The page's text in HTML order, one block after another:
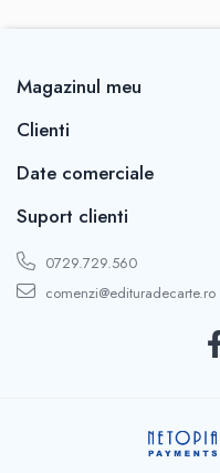
Magazinul meu
Clienti
Date comerciale
Suport clienti
0729.729.560
comenzi@edituradecarte.ro